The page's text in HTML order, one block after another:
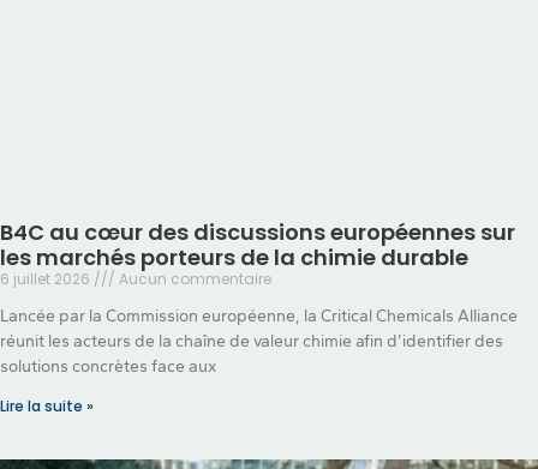
B4C au cœur des discussions européennes sur
les marchés porteurs de la chimie durable
6 juillet 2026
Aucun commentaire
Lancée par la Commission européenne, la Critical Chemicals Alliance
réunit les acteurs de la chaîne de valeur chimie afin d’identifier des
solutions concrètes face aux
Lire la suite »